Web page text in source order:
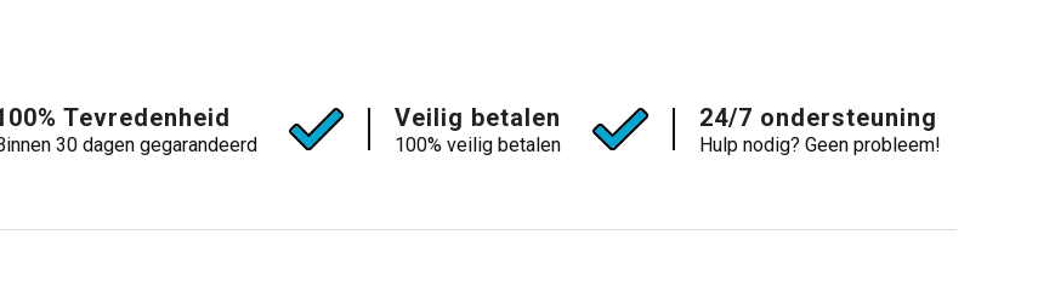
Tevredenheid
30 dagen gegarandeerd
Veilig betalen
100% veilig betalen
24/7 ondersteuning
Hulp nodig? Geen probleem!